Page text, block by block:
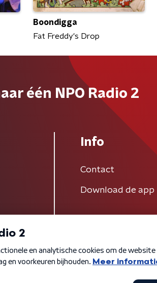
Boondigga
Fat Freddy's Drop
één NPO Radio 2
Info
Contact
Download de app
Privacybeleid